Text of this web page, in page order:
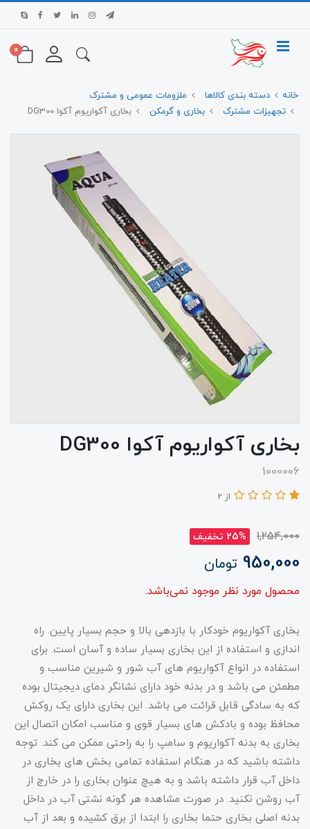
0
خانه دسته بندی کالاها
ملزومات عمومی و مشترک
تجهیزات مشترک
بخاری و گرمکن بخاری آکواریوم آکوا DG300
بخاری آکواریوم آکوا DG300
1000006
از 2
1,254,000 25% تخفیف
950,000 تومان
محصول مورد نظر موجود نمی‌باشد.
بخاری آکواریوم خودکار با بازدهی بالا و حجم بسیار پایین. راه
اندازی و استفاده از این بخاری بسیار ساده و آسان است. برای
استفاده در انواع آکواریوم های آب شور و شیرین مناسب و
مطمئن می باشد و در بدنه خود دارای نشانگر دمای دیجیتال بوده
که به سادگی قابل قرائت می باشد. این بخاری دارای یک روکش
محافظ بوده و بادکش های بسیار قوی و مناسب امکان اتصال این
بخاری به بدنه آکواریوم و سامپ را به راحتی ممکن می کند. توجه
داشته باشید که در هنگام استفاده تمامی بخش های بخاری در
داخل آب قرار داشته باشد و به هیچ عنوان بخاری را در خارج از
آب روشن نکنید. در صورت مشاهده هر گونه نشتی آب در داخل
بدنه اصلی بخاری حتما بخاری را ابتدا از برق کشیده و بعد از آب